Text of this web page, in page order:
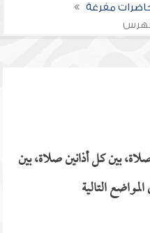
مفرغة
بين كل أذانين صلاة، بين
التالية